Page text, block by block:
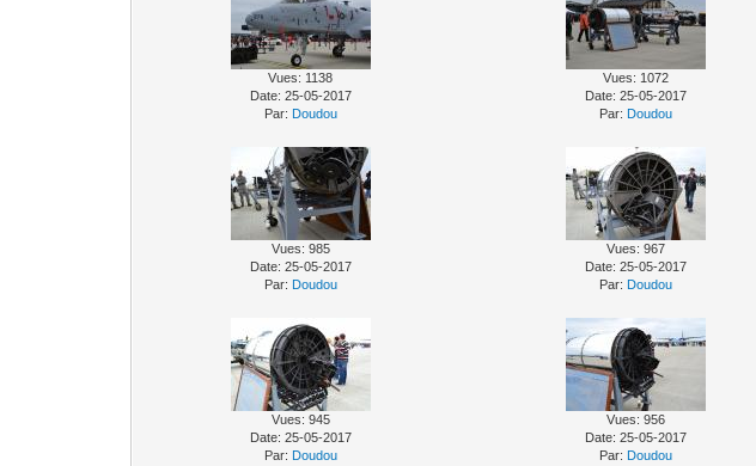
Vues: 1138
Date: 25-05-2017
Par: Doudou
Vues: 1072
Date: 25-05-2017
Par: Doudou
Vues: 985
Date: 25-05-2017
Par: Doudou
Vues: 967
Date: 25-05-2017
Par: Doudou
Vues: 945
Date: 25-05-2017
Par: Doudou
Vues: 956
Date: 25-05-2017
Par: Doudou